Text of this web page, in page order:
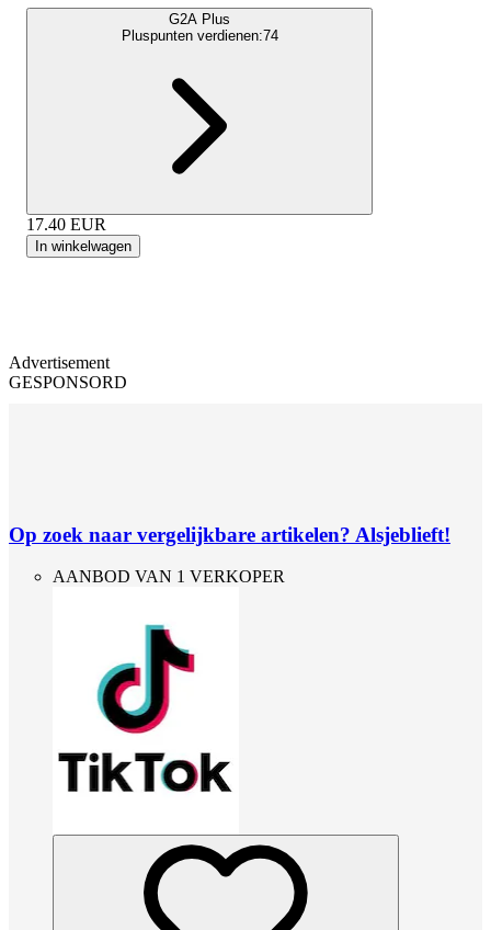
G2A Plus
Pluspunten verdienen:74
17.40 EUR
In winkelwagen
Advertisement
GESPONSORD
Op zoek naar vergelijkbare artikelen? Alsjeblieft!
AANBOD VAN 1 VERKOPER